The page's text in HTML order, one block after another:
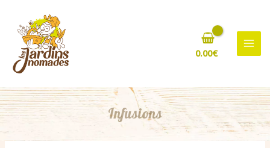
contenu
0.00€
Infusions